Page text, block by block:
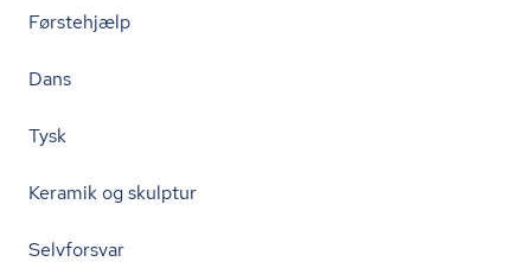
Førstehjælp
Dans
Tysk
Keramik og skulptur
Selvforsvar